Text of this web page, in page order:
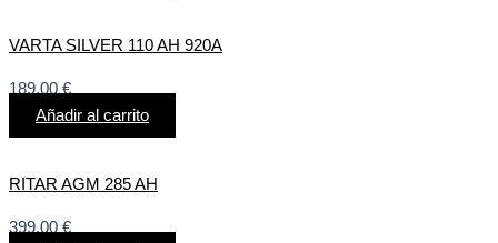
VARTA SILVER 110 AH 920A
189,00 €
Añadir al carrito
RITAR AGM 285 AH
399,00 €